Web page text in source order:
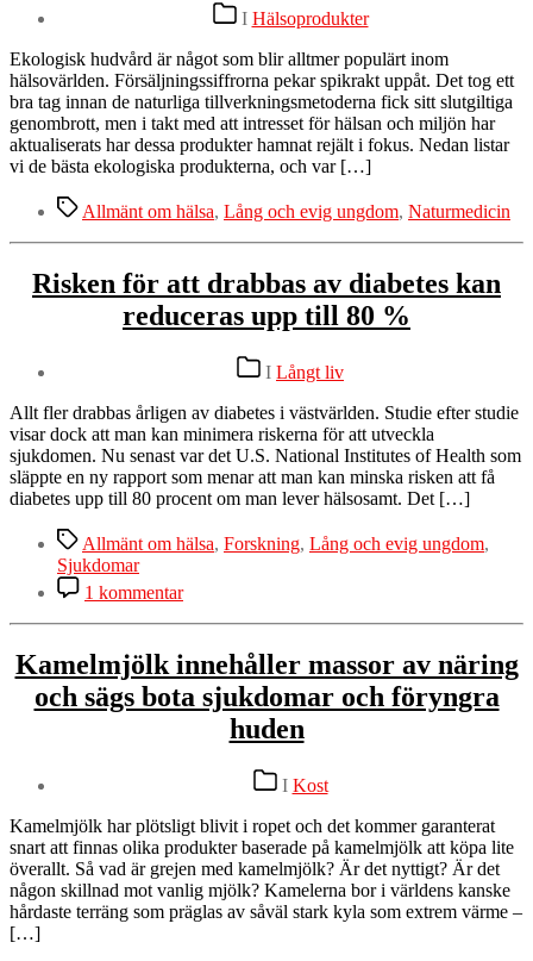
Kategorier
I Hälsoprodukter
Ekologisk hudvård är något som blir alltmer populärt inom
hälsovärlden. Försäljningssiffrorna pekar spikrakt uppåt. Det tog ett
bra tag innan de naturliga tillverkningsmetoderna fick sitt slutgiltiga
genombrott, men i takt med att intresset för hälsan och miljön har
aktualiserats har dessa produkter hamnat rejält i fokus. Nedan listar
vi de bästa ekologiska produkterna, och var […]
Etiketter
Allmänt om hälsa, Lång och evig ungdom, Naturmedicin
Risken för att drabbas av diabetes kan
reduceras upp till 80 %
Kategorier
I Långt liv
Allt fler drabbas årligen av diabetes i västvärlden. Studie efter studie
visar dock att man kan minimera riskerna för att utveckla
sjukdomen. Nu senast var det U.S. National Institutes of Health som
släppte en ny rapport som menar att man kan minska risken att få
diabetes upp till 80 procent om man lever hälsosamt. Det […]
Etiketter
Allmänt om hälsa, Forskning, Lång och evig ungdom,
Sjukdomar
1 kommentartill
Risken
för
drabbas
av
diabetes
80
%
Kamelmjölk innehåller massor av näring
och sägs bota sjukdomar och föryngra
huden
Kategorier
I Kost
Kamelmjölk har plötsligt blivit i ropet och det kommer garanterat
snart att finnas olika produkter baserade på kamelmjölk att köpa lite
överallt. Så vad är grejen med kamelmjölk? Är det nyttigt? Är det
någon skillnad mot vanlig mjölk? Kamelerna bor i världens kanske
hårdaste terräng som präglas av såväl stark kyla som extrem värme –
[…]